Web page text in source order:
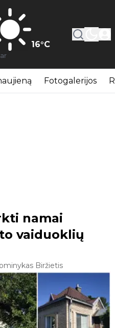
16°C
Fotogalerijos
namai
vaiduoklių
Biržietis